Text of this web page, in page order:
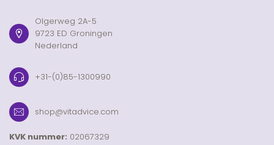
Olgerweg 2A-5
9723 ED Groningen
Nederland
+31-(0)85-1300990
shop@vitadvice.com
KVK nummer: 02067329